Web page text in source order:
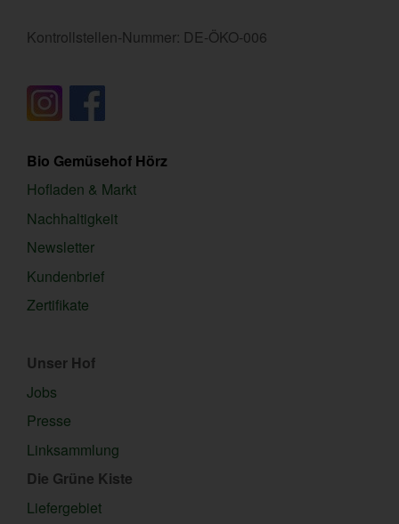
Kontrollstellen-Nummer: DE-ÖKO-006
Bio Gemüsehof Hörz
Hofladen & Markt
Nachhaltigkeit
Newsletter
Kundenbrief
Zertifikate
Unser Hof
Jobs
Presse
Linksammlung
Die Grüne Kiste
Liefergebiet